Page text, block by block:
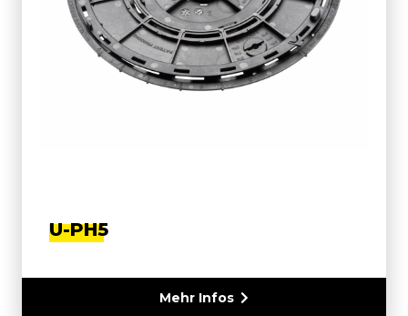
U-PH5
Mehr Infos